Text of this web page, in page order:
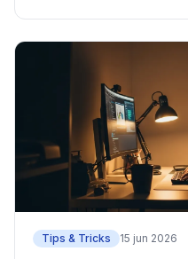
Tips & Tricks 15 jun 2026